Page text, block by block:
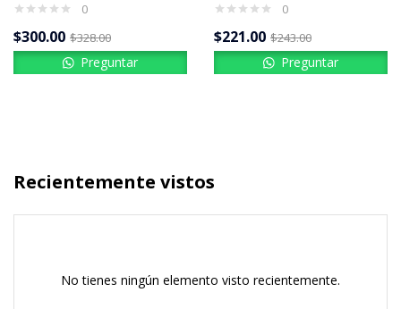
0
$300.00 $328.00
Preguntar
0
$221.00 $243.00
Preguntar
Recientemente vistos
No tienes ningún elemento visto recientemente.